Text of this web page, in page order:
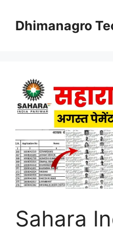
contentDhimanagro
Sahara